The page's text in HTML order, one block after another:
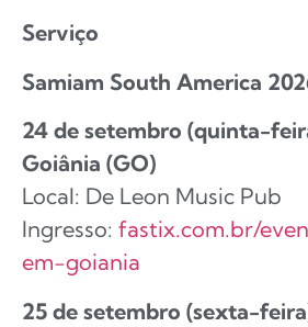
Serviço
Samiam South America
24 de setembro (quinta-
Goiânia (GO)
Local: De Leon Music Pub
Ingresso: fastix.com.br/
em-goiania
25 de setembro (sexta-